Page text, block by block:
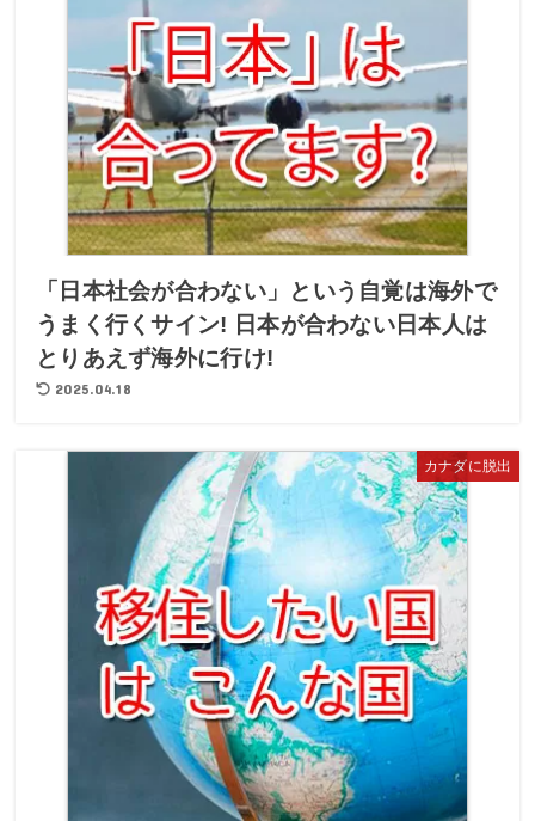
「日本社会が合わない」という自覚は海外で
うまく行くサイン! 日本が合わない日本人は
とりあえず海外に行け!
2025.04.18
カナダに脱出